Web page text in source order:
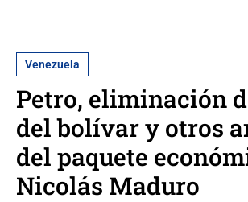
Venezuela
Petro, eliminación
del bolívar y otros
del paquete
Nicolás Maduro